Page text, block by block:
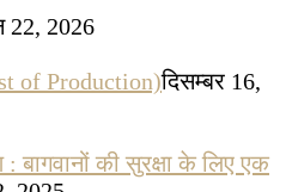
22, 2026
of Production)दिसम्बर 16,
: बागवानों की सुरक्षा के लिए एक